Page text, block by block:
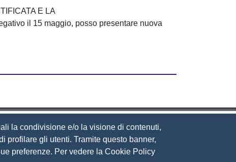
E LA
il 15 maggio, posso presentare nuova
la condivisione e/o la visione di contenuti,
profilare gli utenti. Tramite questo banner,
preferenze. Per vedere la Cookie Policy